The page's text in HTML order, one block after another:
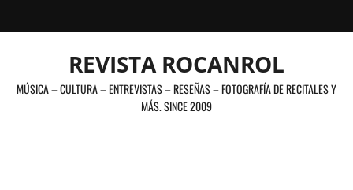
al
REVISTA ROCANROL
MÚSICA – CULTURA – ENTREVISTAS – RESEÑAS – FOTOGRAFÍA DE RECITALES Y
MÁS. SINCE 2009